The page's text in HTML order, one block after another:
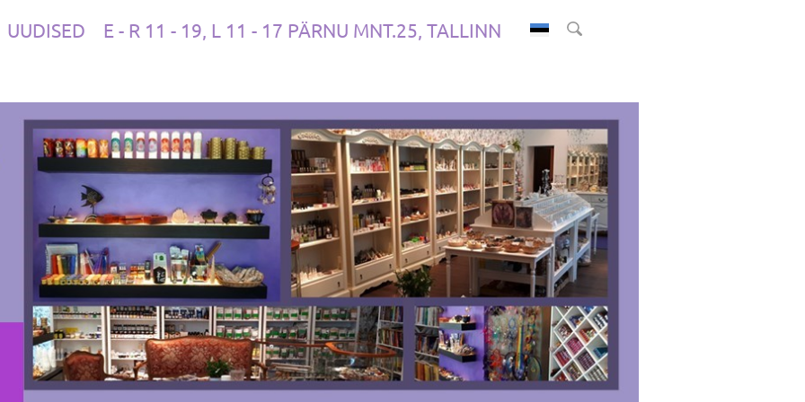
UUDISED E - R 11 - 19, L 11 - 17 PÄRNU MNT.25, TALLINN